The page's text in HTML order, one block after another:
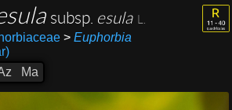
subsp. esula
> Euphorbia
Ma